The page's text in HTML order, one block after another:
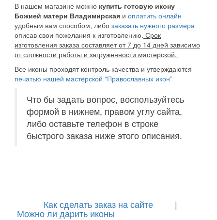
В нашем магазине можно купить готовую икону
Божией матери Владимирская и оплатить онлайн
удобным вам способом, либо заказать нужного размера
описав свои пожелания к изготовлению. Срок
изготовления заказа составляет от 7 до 14 дней зависимо
от сложности работы и загруженности мастерской.
Все иконы проходят контроль качества и утверждаются
печатью нашей мастерской “Православных икон”
Что бы задать вопрос, воспользуйтесь
формой в нижнем, правом углу сайта,
либо оставьте телефон в строке
быстрого заказа ниже этого описания.
Как сделать заказ на сайте |
Можно ли дарить иконы